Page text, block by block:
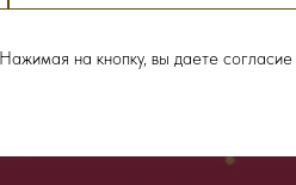
Нажимая на кнопку, вы даете